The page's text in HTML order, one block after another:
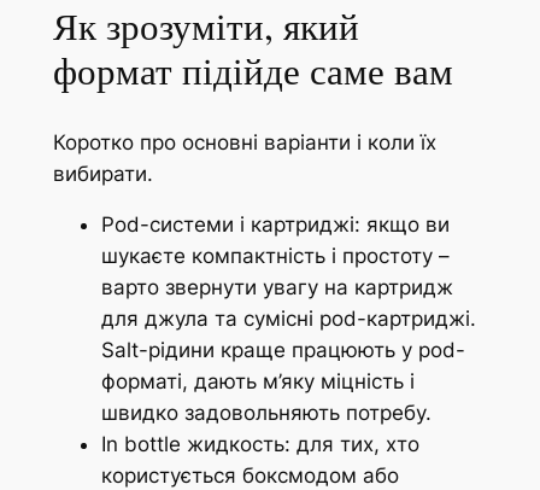
Як зрозуміти, який
формат підійде саме вам
Коротко про основні варіанти і коли їх
вибирати.
Pod-системи і картриджі: якщо ви
шукаєте компактність і простоту –
варто звернути увагу на картридж
для джула та сумісні pod-картриджі.
Salt-рідини краще працюють у pod-
форматі, дають м’яку міцність і
швидко задовольняють потребу.
In bottle жидкость: для тих, хто
користується боксмодом або